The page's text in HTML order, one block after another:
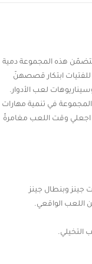
تتضمّن هذه المجموعة دمية
للفتيات ابتكار قصصهنّ
لعب الأدوار.
تساعد المجموعة في تنمية مهارات
اجعلي وقت اللعب مغامرةً
وبنطال جينز
اللعب الواقعي.
التخيلي.